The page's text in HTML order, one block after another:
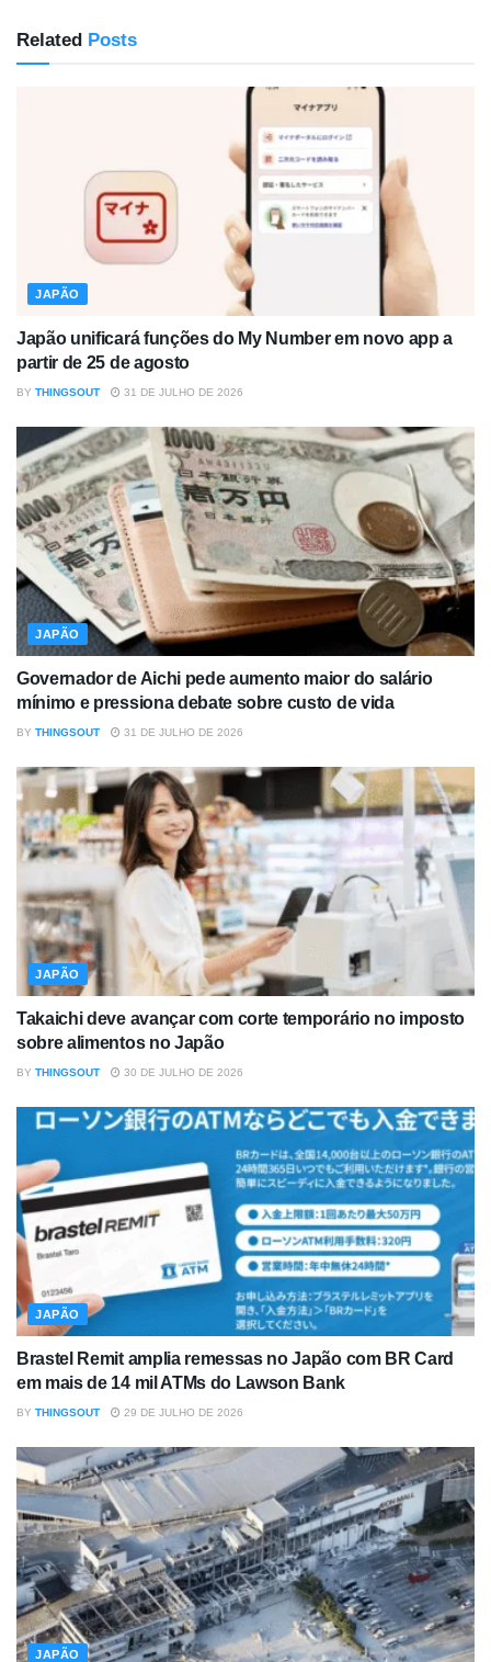
Related Posts
JAPÃO
Japão unificará funções do My Number em novo app a
partir de 25 de agosto
BY THINGSOUT 31 DE JULHO DE 2026
JAPÃO
Governador de Aichi pede aumento maior do salário
mínimo e pressiona debate sobre custo de vida
BY THINGSOUT 31 DE JULHO DE 2026
JAPÃO
Takaichi deve avançar com corte temporário no imposto
sobre alimentos no Japão
BY THINGSOUT 30 DE JULHO DE 2026
JAPÃO
Brastel Remit amplia remessas no Japão com BR Card
em mais de 14 mil ATMs do Lawson Bank
BY THINGSOUT 29 DE JULHO DE 2026
JAPÃO